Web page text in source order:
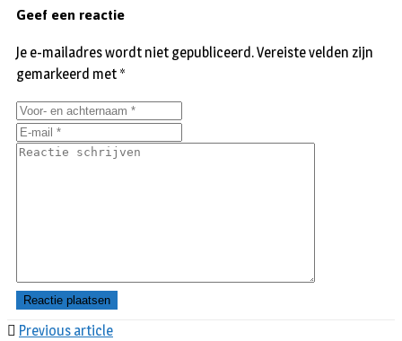
Previous article
Geef een reactie
Je e-mailadres wordt niet gepubliceerd.Vereiste velden zijn
gemarkeerd met *